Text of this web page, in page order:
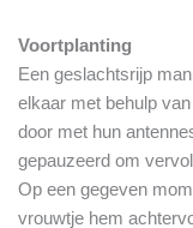
Voortplanting
Een geslachtsrijp
elkaar met behulp
door met hun
gepauzeerd om
Op een gegeven
vrouwtje hem